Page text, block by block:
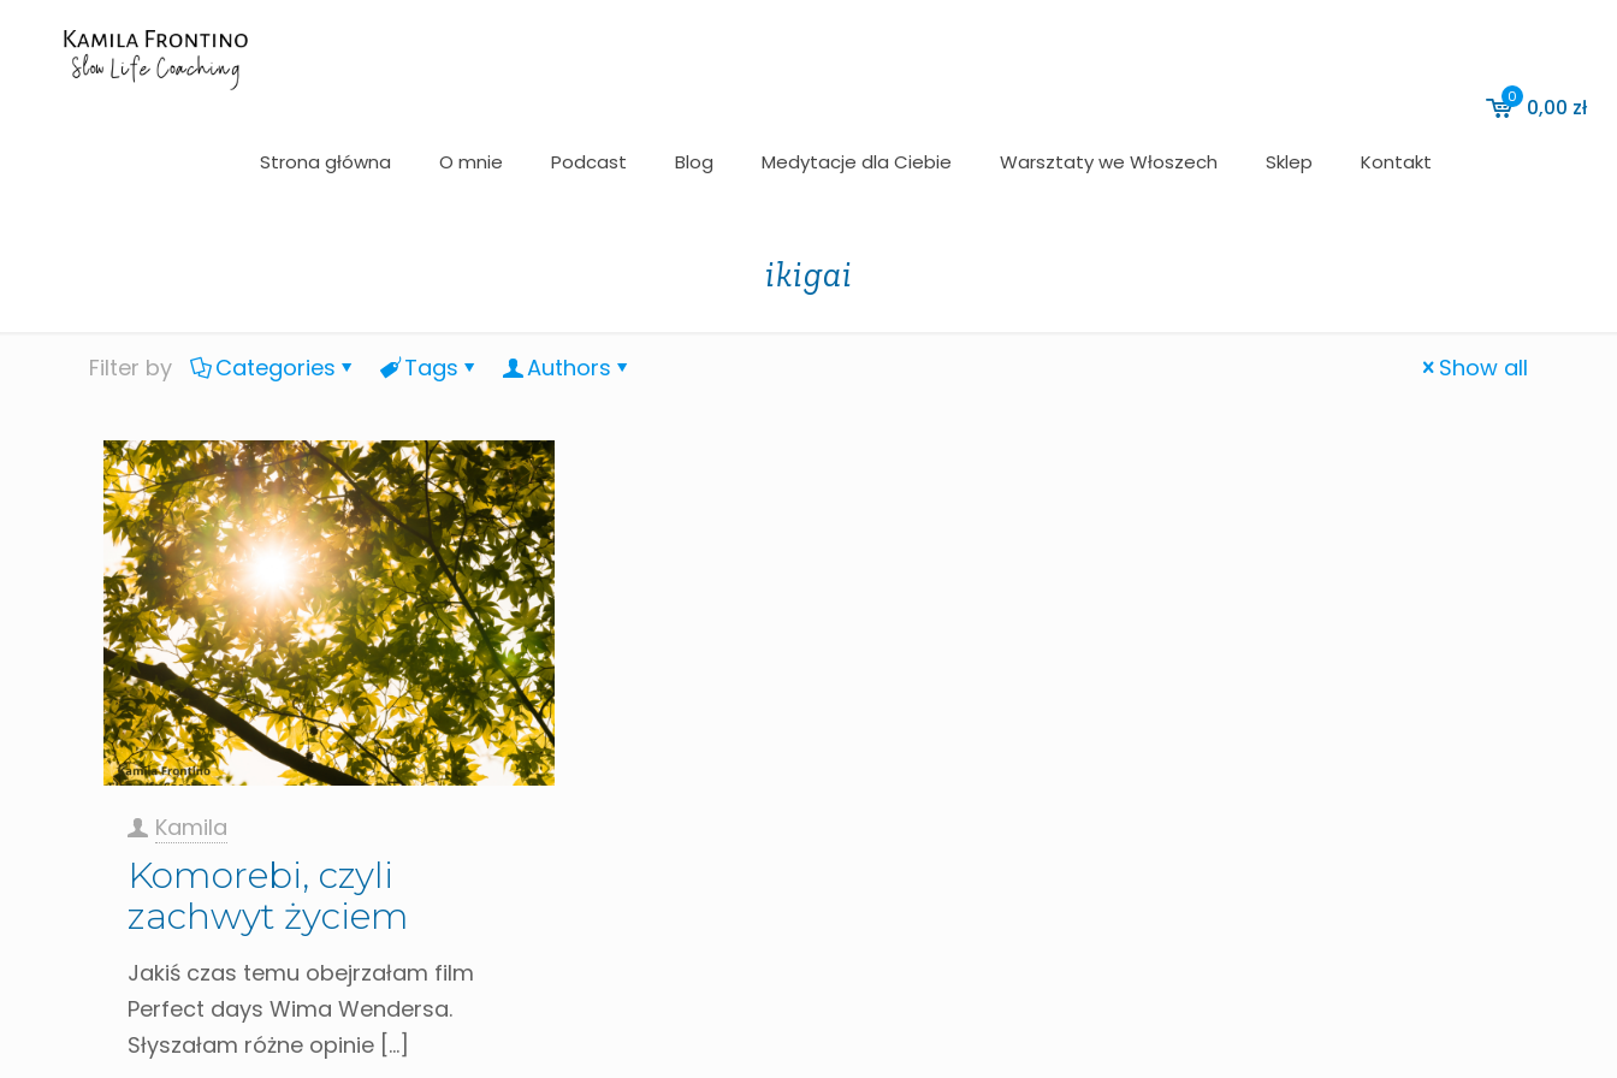
Strona główna O mnie Podcast Blog Medytacje dla Ciebie Warsztaty we Włoszech Sklep Kontakt
0 0,00 zł
ikigai
Filter by Categories Tags Authors Show all
Kamila
Komorebi, czyli
zachwyt życiem
Jakiś czas temu obejrzałam film
Perfect days Wima Wendersa.
Słyszałam różne opinie[…]